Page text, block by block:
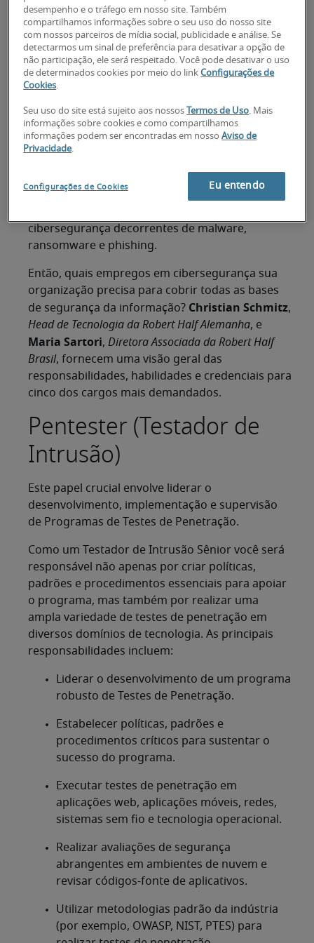
de transformação digital e constroem um
ambiente de trabalho mais automatizado,
baseado em nuvem e orientado por dados, capaz
de apoiar equipes remotas, a necessidade de
reunir e manter uma equipe experiente em
crítica.
O crescente nível de cibercrime coloca ainda
seus sistemas atualizados e corrigirem
vulnerabilidades, permitindo uma resposta ágil e
cibersegurança decorrentes de malware,
ransomware e phishing.
Então, quais empregos em cibersegurança sua
organização precisa para cobrir todas as bases
de segurança da informação? Christian Schmitz,
Head de Tecnologia da Robert Half Alemanha, e
Maria Sartori, Diretora Associada da Robert Half
Brasil, fornecem uma visão geral das
responsabilidades, habilidades e credenciais para
cinco dos cargos mais demandados.
Pentester (Testador de
Intrusão)
Este papel crucial envolve liderar o
desenvolvimento, implementação e supervisão
de Programas de Testes de Penetração.
Como um Testador de Intrusão Sênior você será
responsável não apenas por criar políticas,
padrões e procedimentos essenciais para apoiar
o programa, mas também por realizar uma
ampla variedade de testes de penetração em
diversos domínios de tecnologia. As principais
responsabilidades incluem:
Liderar o desenvolvimento de um programa
robusto de Testes de Penetração.
Estabelecer políticas, padrões e
procedimentos críticos para sustentar o
sucesso do programa.
Executar testes de penetração em
aplicações web, aplicações móveis, redes,
sistemas sem fio e tecnologia operacional.
Realizar avaliações de segurança
abrangentes em ambientes de nuvem e
revisar códigos-fonte de aplicativos.
Utilizar metodologias padrão da indústria
(por exemplo, OWASP, NIST, PTES) para
desempenho e o tráfego em nosso site. Também
compartilhamos informações sobre o seu uso do nosso site
com nossos parceiros de mídia social, publicidade e análise. Se
detectarmos um sinal de preferência para desativar a opção de
não participação, ele será respeitado. Você pode desativar o uso
de determinados cookies por meio do linkConfigurações de
Cookies.
Seu uso do site está sujeito aos nossos Termos de Uso. Mais
informações sobre cookies e como compartilhamos
informações podem ser encontradas em nossoAviso de
Privacidade.
Configurações de Cookies Eu entendo